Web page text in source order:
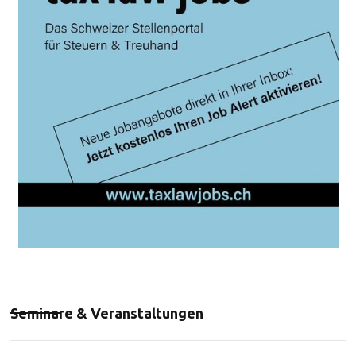
Seminare & Veranstaltungen